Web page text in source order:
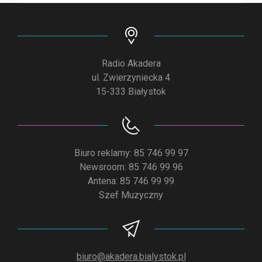
Radio Akadera
ul. Zwierzyniecka 4
15-333 Białystok
Biuro reklamy: 85 746 99 97
Newsroom: 85 746 99 96
Antena: 85 746 99 99
Szef Muzyczny
biuro@akadera.bialystok.pl